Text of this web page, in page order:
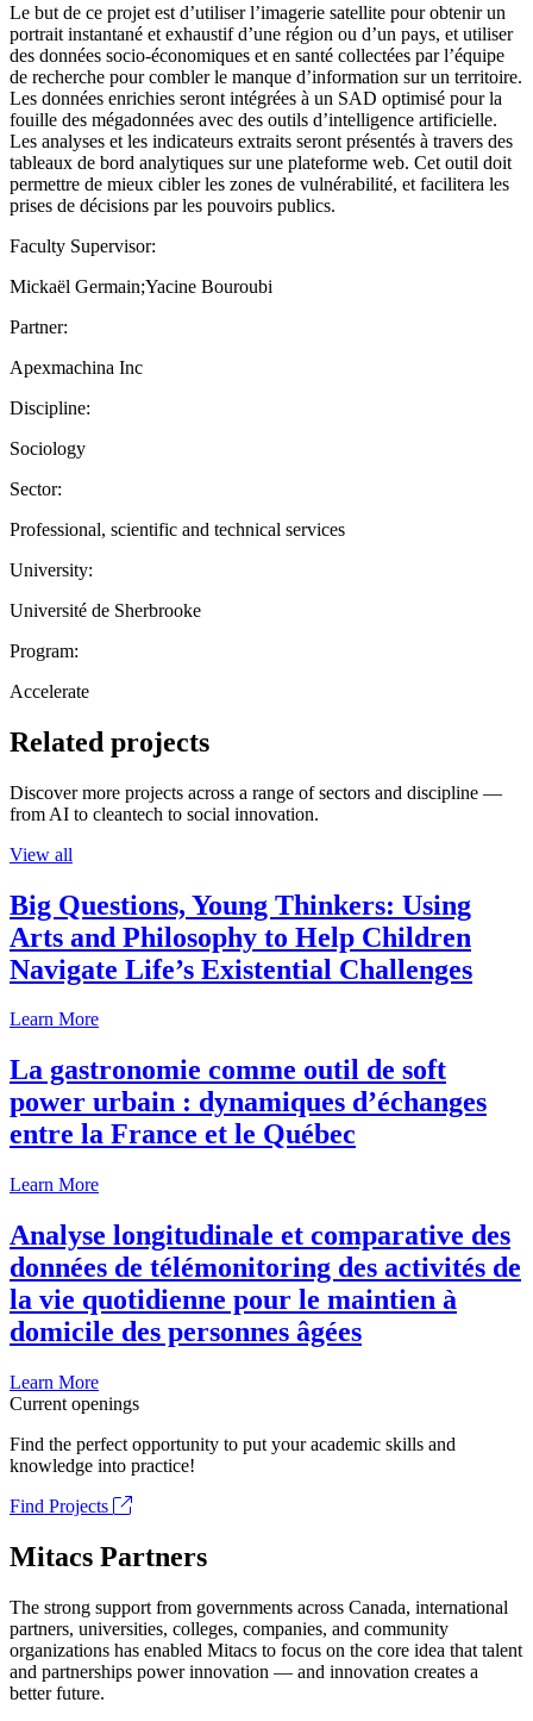
Le but de ce projet est d’utiliser l’imagerie satellite pour obtenir un
portrait instantané et exhaustif d’une région ou d’un pays, et utiliser
des données socio-économiques et en santé collectées par l’équipe
de recherche pour combler le manque d’information sur un territoire.
Les données enrichies seront intégrées à un SAD optimisé pour la
fouille des mégadonnées avec des outils d’intelligence artificielle.
Les analyses et les indicateurs extraits seront présentés à travers des
tableaux de bord analytiques sur une plateforme web. Cet outil doit
permettre de mieux cibler les zones de vulnérabilité, et facilitera les
prises de décisions par les pouvoirs publics.
Faculty Supervisor:
Mickaël Germain;Yacine Bouroubi
Partner:
Apexmachina Inc
Discipline:
Sociology
Sector:
Professional, scientific and technical services
University:
Université de Sherbrooke
Program:
Accelerate
Related projects
Discover more projects across a range of sectors and discipline —
from AI to cleantech to social innovation.
View all
Big Questions, Young Thinkers: Using
Arts and Philosophy to Help Children
Navigate Life’s Existential Challenges
Learn More
La gastronomie comme outil de soft
power urbain : dynamiques d’échanges
entre la France et le Québec
Learn More
Analyse longitudinale et comparative des
données de télémonitoring des activités de
la vie quotidienne pour le maintien à
domicile des personnes âgées
Learn More
Current openings
Find the perfect opportunity to put your academic skills and
knowledge into practice!
Find Projects
Mitacs Partners
The strong support from governments across Canada, international
partners, universities, colleges, companies, and community
organizations has enabled Mitacs to focus on the core idea that talent
and partnerships power innovation — and innovation creates a
better future.